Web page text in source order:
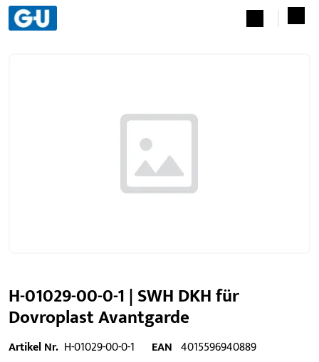
H-01029-00-0-1 | SWH DKH für
Dovroplast Avantgarde
Artikel Nr. H-01029-00-0-1 EAN 4015596940889